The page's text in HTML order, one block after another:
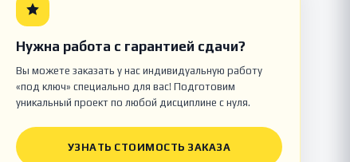
Нужна работа с гарантией сдачи?
Вы можете заказать у нас индивидуальную работу
«под ключ» специально для вас! Подготовим
уникальный проект по любой дисциплине с нуля.
УЗНАТЬ СТОИМОСТЬ ЗАКАЗА